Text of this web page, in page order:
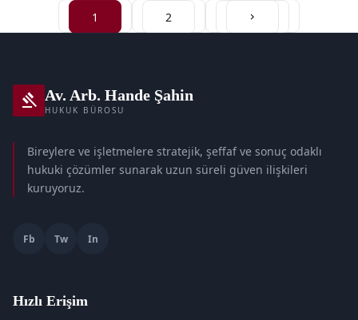
1 2 chevron_right
gavel Av. Arb. Hande Şahin
HUKUK BÜROSU
Bireylere ve işletmelere stratejik, şeffaf ve sonuç odaklı
hukuki çözümler sunarak uzun süreli güven ilişkileri
kuruyoruz.
Fb Tw In
Hızlı Erişim